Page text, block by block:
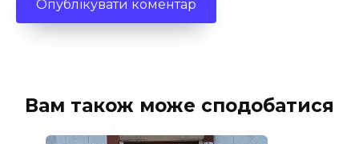
Вам також може сподобатися